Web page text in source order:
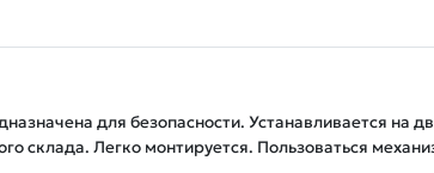
для безопасности. Устанавливается
склада. Легко монтируется. Пользоваться